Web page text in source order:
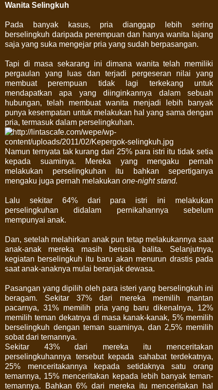
Wanita Selingkuh
Pada banyak kasus, pria dianggap lebih sering
berselingkuh daripada perempuan dan hanya wanita lajang
saja yang suka mengejar pria yang sudah berpasangan.
Tapi di masa sekarang ini dimana wanita telah memiliki
pergaulan yang luas dan terjadi pergeseran nilai yang
membuat perempuan tidak lagi terkekang untuk
mendapatkan apa yang diinginkannya dalam sebuah
hubungan, telah membuat wanita menjadi lebih banyak
punya kesempatan untuk melakukan hal yang sama dengan
pria, termasuk dalam perselingkuhan.
Namun ternyata tak kurang dari 25% para istri itu tidak setia
kepada suaminya. Mereka yang mengaku pernah
melakukan perselingkuhan itu bahkan sepertiganya
mengaku juga pernah melakukan one-night stand.
Lalu sekitar 64% dari para istri ini melakukan
perselingkuhan didalam pernikahannya sebelum
mempunyai anak.
Dan, setelah melahirkan anak pun tetap melakukannya saat
anak-anak mereka masih berusia balita. Selanjutnya,
kegiatan berselingkuh itu baru akan menurun drastis pada
saat anak-anaknya mulai beranjak dewasa.
Pasangan yang dipilih oleh para isteri yang berselingkuh ini
beragam. Sekitar 37% dari mereka memilih mantan
pacarnya, 31% memilih pria yang baru dikenalnya, 12%
memilih teman dekatnya di masa kanak-kanak, 5% memilih
berselingkuh dengan teman suaminya, dan 2,5% memilih
sobat dari temannya.
Sekitar 43% dari mereka itu menceritakan
perselingkuhannya tersebut kepada sahabat terdekatnya,
25% menceritakannya kepada setidaknya satu orang
temannya, 15% menceritakan kepada lebih banyak teman-
temannya. Bahkan 6% dari mereka itu menceritakan hal